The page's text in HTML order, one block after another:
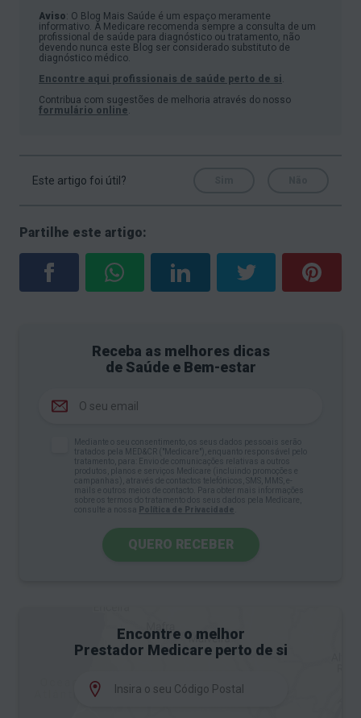
conduzir a problemas cardíacos.
Em Portugal, a hipertensão é o mais importante
fator de risco de acidentes vasculares cerebrais
(AVC) eenfartes do miocárdio. Este facto deve-
se à elevada percentagem de doentes cuja
Valores de referência da tensão
A única forma de saber como está a sua tensão
arterial é medindo-a. No entanto, é necessário
saber interpretar os resultados dessa medição.
A pressão arterial deve ser inferior a 120/80.
Acima destes valores, aumenta o risco de
conforme os valores de pressão arterial
encontrados, que informam da gravidade da
doença e orientam a sua abordagem.
Aviso: O Blog Mais Saúde é um espaço meramente
informativo. A Medicare recomenda sempre a consulta de um
profissional de saúde para diagnóstico ou tratamento, não
devendo nunca este Blog ser considerado substituto de
diagnóstico médico.
Encontre aqui profissionais de saúde perto de si
Contribua com sugestões de melhoria através do nosso
formulário online
Este artigo foi útil?
Partilhe este artigo:
Receba as melhores dicas
de Saúde e Bem-estar
Mediante o seu consentimento, os seus dados pessoais serão
tratados pela MED&CR ("Medicare"), enquanto responsável pelo
tratamento, para: Envio de comunicações relativas a outros
produtos, planos e serviços Medicare (incluindo promoções e
campanhas), através de contactos telefónicos, SMS, MMS, e-
mails e outros meios de contacto. Para obter mais informações
sobre os termos do tratamento dos seus dados pela Medicare,
consulte a nossa Política de Privacidade
QUERO RECEBER
Encontre o melhor
Prestador Medicare perto de si